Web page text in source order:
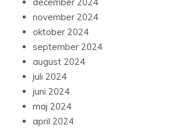
november 2024
oktober 2024
september 2024
august 2024
juli 2024
juni 2024
maj 2024
april 2024